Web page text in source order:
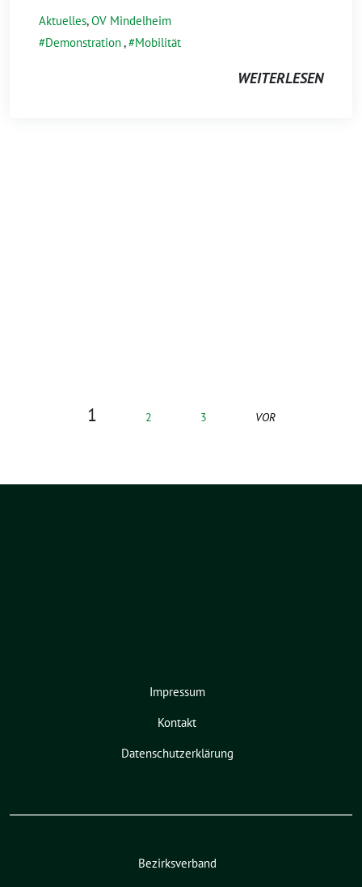
Aktuelles,OV Mindelheim
Demonstration, Mobilität
WEITERLESEN
1 2 3 VOR
Impressum
Kontakt
Datenschutzerklärung
Bezirksverband